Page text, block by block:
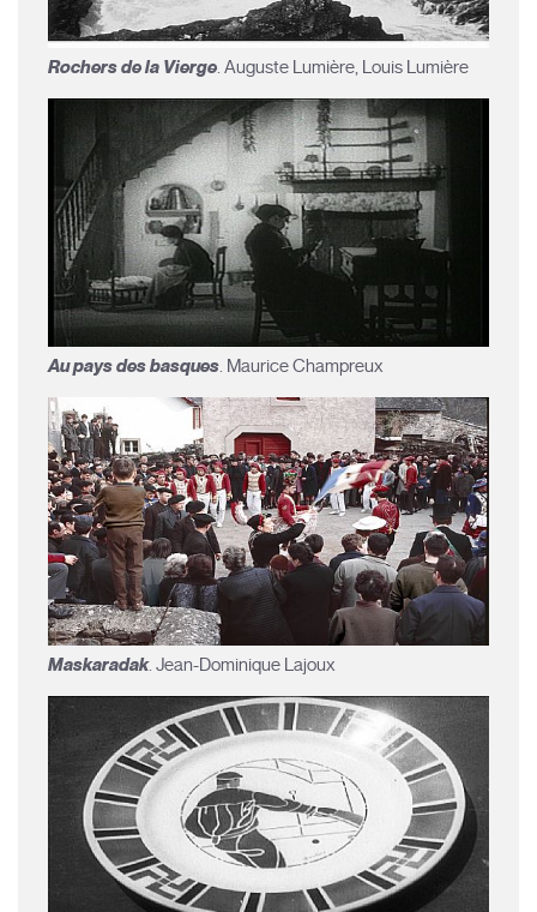
Rochers de la Vierge. Auguste Lumière, Louis Lumière
Au pays des basques. Maurice Champreux
Maskaradak. Jean-Dominique Lajoux